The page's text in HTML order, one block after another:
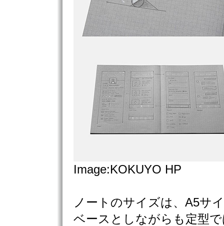
Image:KOKUYO HP
ノートのサイズは、A5サ
ベースとしながらも定型